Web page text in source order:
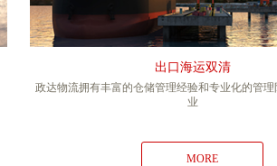
出口海运双清
政达物流拥有丰富的仓储管理经验和专业化的管
业
MORE